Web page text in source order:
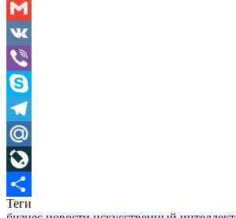
Odnoklassniki
Gmail
VK
Viber
Skype
Telegram
Mail.Ru
LiveJournal
Отправить
Теги